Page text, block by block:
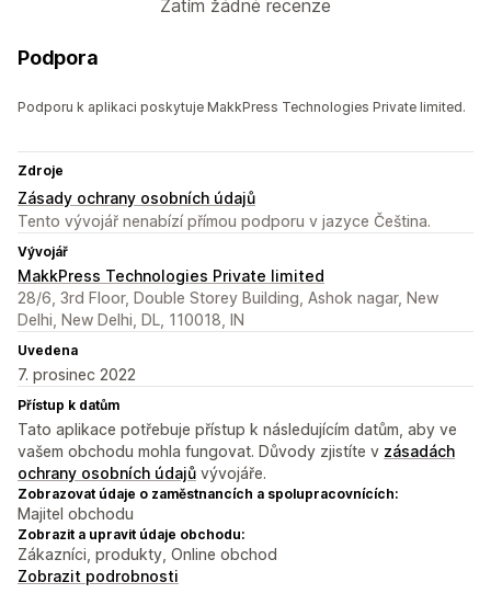
Zatím žádné recenze
Podpora
Podporu k aplikaci poskytuje MakkPress Technologies Private limited.
Zdroje
Zásady ochrany osobních údajů
Tento vývojář nenabízí přímou podporu v jazyce Čeština.
Vývojář
MakkPress Technologies Private limited
28/6, 3rd Floor, Double Storey Building, Ashok nagar, New
Delhi, New Delhi, DL, 110018, IN
Uvedena
7. prosinec 2022
Přístup k datům
Tato aplikace potřebuje přístup k následujícím datům, aby ve
vašem obchodu mohla fungovat. Důvody zjistíte v zásadách
ochrany osobních údajů vývojáře.
Zobrazovat údaje o zaměstnancích a spolupracovnících:
Majitel obchodu
Zobrazit a upravit údaje obchodu:
Zákazníci, produkty, Online obchod
Zobrazit podrobnosti